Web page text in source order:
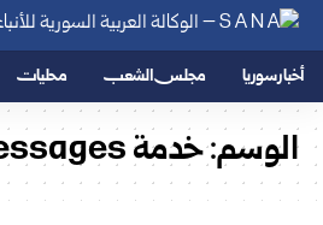
أخبار سوريا مجلس الشعب محليات
الوسم:خدمة Samsung Messages